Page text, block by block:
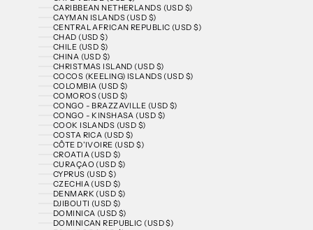
CARIBBEAN NETHERLANDS (USD $)
CAYMAN ISLANDS (USD $)
CENTRAL AFRICAN REPUBLIC (USD $)
CHAD (USD $)
CHILE (USD $)
CHINA (USD $)
CHRISTMAS ISLAND (USD $)
COCOS (KEELING) ISLANDS (USD $)
COLOMBIA (USD $)
COMOROS (USD $)
CONGO - BRAZZAVILLE (USD $)
CONGO - KINSHASA (USD $)
COOK ISLANDS (USD $)
COSTA RICA (USD $)
CÔTE D’IVOIRE (USD $)
CROATIA (USD $)
CURAÇAO (USD $)
CYPRUS (USD $)
CZECHIA (USD $)
DENMARK (USD $)
DJIBOUTI (USD $)
DOMINICA (USD $)
DOMINICAN REPUBLIC (USD $)